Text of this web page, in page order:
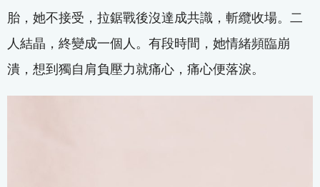
胎，她不接受，拉鋸戰後沒達成共識，斬纜收場。二
人結晶，終變成一個人。有段時間，她情緒頻臨崩
潰，想到獨自肩負壓力就痛心，痛心便落淚。